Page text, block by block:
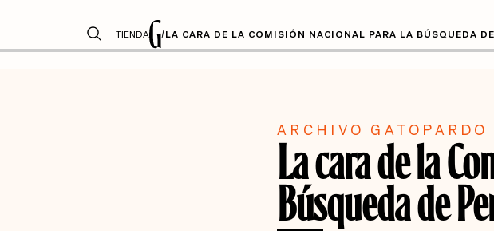
TIENDA /LA CARA DE LA COMISIÓN NACIONAL PARA LA BÚSQUEDA
ARCHIVO GATOPARDO
La cara de la
Búsqueda de